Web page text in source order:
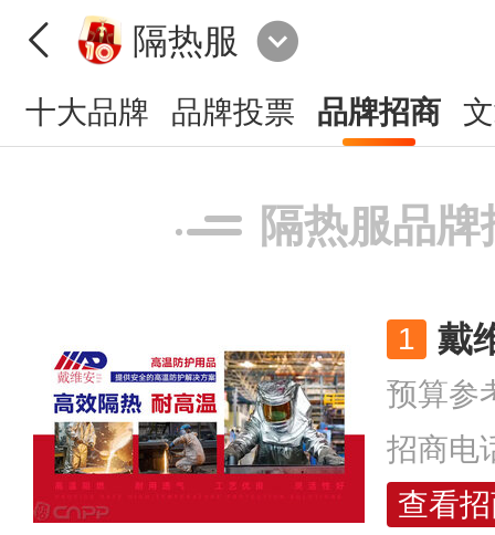
隔热服
十大品牌 品牌投票 品牌招商
隔热服品牌
戴
预算参
招商电
查看